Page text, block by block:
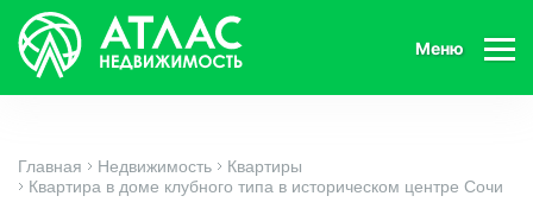
Меню
Главная Недвижимость
Квартиры
Квартира в доме клубного типа в историческом центре Сочи